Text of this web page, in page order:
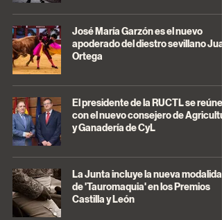
José María Garzón es el nuevo
apoderado del diestro sevillano
Ortega
El presidente de la RUCTL se reúne
con el nuevo consejero de
y Ganadería de CyL
La Junta incluye la nueva modalidad
de 'Tauromaquia' en los Premios
Castilla y León